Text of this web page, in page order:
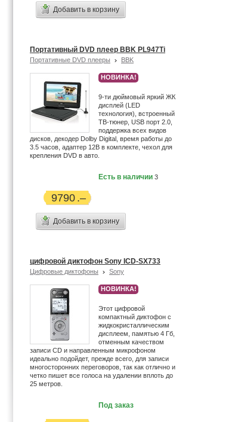
Добавить в корзину
Портативный DVD плеер BBK PL947Ti
Портативные DVD плееры BBK
НОВИНКА!
9-ти дюймовый яркий ЖК
дисплей (LED
технология), встроенный
ТВ-тюнер, USB порт 2.0,
поддержка всех видов
дисков, декодер Dolby Digital, время работы до
3.5 часов, адаптер 12В в комплекте, чехол для
крепления DVD в авто.
Есть в наличии 3
9790
Добавить в корзину
цифровой диктофон Sony ICD-SX733
Цифровые диктофоны Sony
НОВИНКА!
Этот цифровой
компактный диктофон с
жидкокристаллическим
дисплеем, памятью 4 Гб,
отменным качеством
записи CD и направленным микрофоном
идеально подойдет, прежде всего, для записи
многосторонних переговоров, так как отлично и
четко пишет все голоса на удалении вплоть до
25 метров.
Под заказ